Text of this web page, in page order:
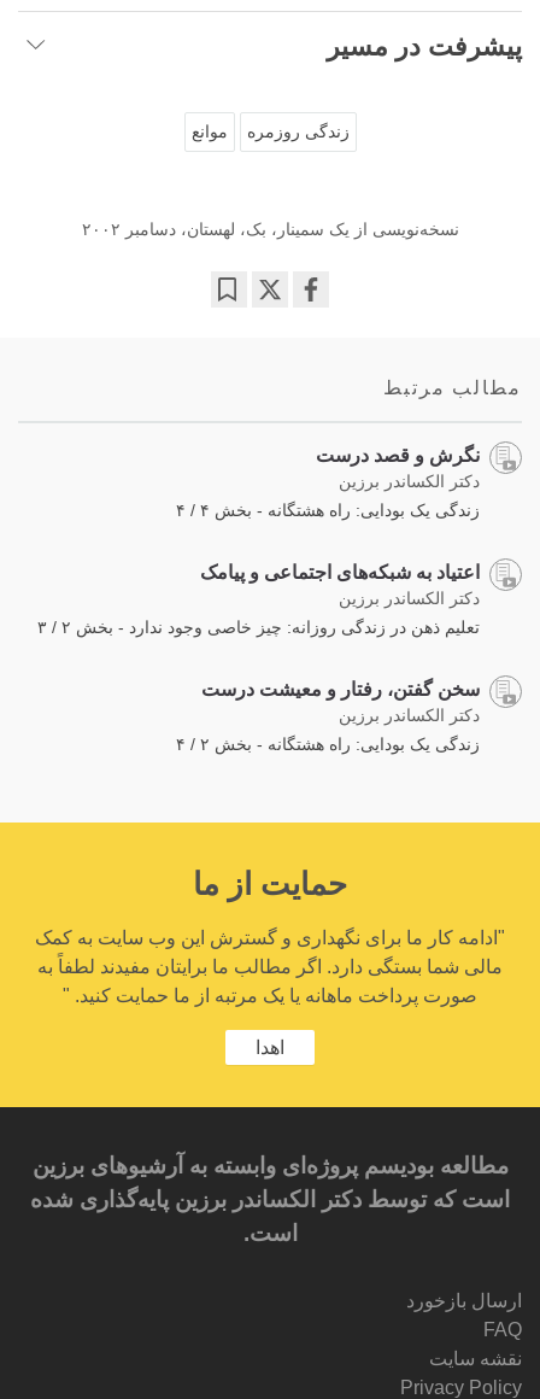
پیشرفت در مسیر
زندگی روزمره موانع
نسخه‌نویسی از یک سمینار، بک، لهستان، دسامبر ۲۰۰۲
مطالب مرتبط
نگرش و قصد درست
دکتر الکساندر برزین
زندگی یک بودایی: راه هشتگانه - بخش ۴ / ۴
اعتیاد به شبکه‌های اجتماعی و پیامک
دکتر الکساندر برزین
تعلیم ذهن در زندگی روزانه: چیز خاصی وجود ندارد - بخش ۲ / ۳
سخن گفتن، رفتار و معیشت درست
دکتر الکساندر برزین
زندگی یک بودایی: راه هشتگانه - بخش ۲ / ۴
حمایت از ما
"ادامه کار ما برای نگهداری و گسترش این وب سایت به کمک
مالی شما بستگی دارد. اگر مطالب ما برایتان مفیدند لطفاً به
صورت پرداخت ماهانه یا یک مرتبه از ما حمایت کنید. "
اهدا
مطالعه بودیسم پروژه‌ای وابسته به آرشیوهای برزین
است که توسط دکتر الکساندر برزین پایه‌گذاری شده
است.
ارسال بازخورد
FAQ
نقشه سایت
Privacy Policy